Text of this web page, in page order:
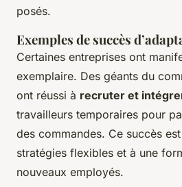
posés.
Exemples de succès
Certaines entreprises ont
exemplaire. Des géants du
ont réussi à recruter et
travailleurs temporaires pour
des commandes. Ce succès
stratégies flexibles et à une
nouveaux employés.